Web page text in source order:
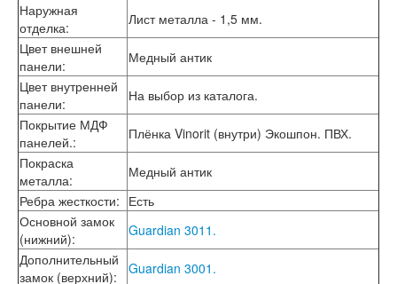
Интекрон Колизей Белый
Интекрон Неаполь
Интекрон Олимпия
Интекрон Премьера
Интекрон Профит
Интекрон Ронда
Интекрон Сицилия
Интекрон Спарта Белая
Интекрон Спарта Грей
Интекрон Термо
Интекрон Тетра
Интекрон Фараон
Интекрон Форте
Двери АСД
Двери Ратибор
Наружная
отделка:
Лист металла - 1,5 мм.
Цвет внешней
панели:
Медный антик
Цвет внутренней
панели:
На выбор из каталога.
Покрытие МДФ
панелей.:
Плёнка Vinorit (внутри) Экошпон. ПВХ.
Покраска
металла:
Медный антик
Ребра жесткости: Есть
Основной замок
(нижний):
Guardian 3011.
Дополнительный
замок (верхний):
Guardian 3001.